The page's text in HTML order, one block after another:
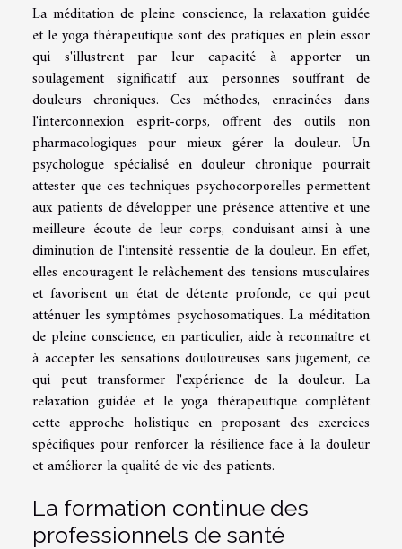
La méditation de pleine conscience, la relaxation guidée
et le yoga thérapeutique sont des pratiques en plein essor
qui s'illustrent par leur capacité à apporter un
soulagement significatif aux personnes souffrant de
douleurs chroniques. Ces méthodes, enracinées dans
l'interconnexion esprit-corps, offrent des outils non
pharmacologiques pour mieux gérer la douleur. Un
psychologue spécialisé en douleur chronique pourrait
attester que ces techniques psychocorporelles permettent
aux patients de développer une présence attentive et une
meilleure écoute de leur corps, conduisant ainsi à une
diminution de l'intensité ressentie de la douleur. En effet,
elles encouragent le relâchement des tensions musculaires
et favorisent un état de détente profonde, ce qui peut
atténuer les symptômes psychosomatiques. La méditation
de pleine conscience, en particulier, aide à reconnaître et
à accepter les sensations douloureuses sans jugement, ce
qui peut transformer l'expérience de la douleur. La
relaxation guidée et le yoga thérapeutique complètent
cette approche holistique en proposant des exercices
spécifiques pour renforcer la résilience face à la douleur
et améliorer la qualité de vie des patients.
La formation continue des
professionnels de santé